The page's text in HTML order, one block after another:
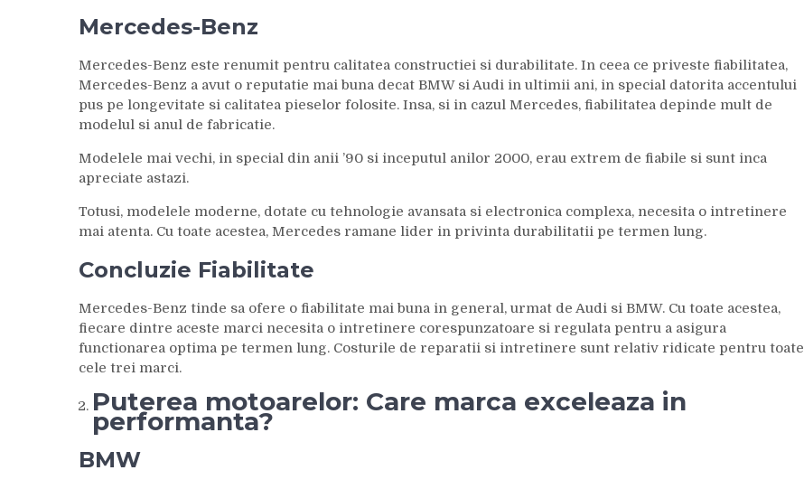
Mercedes-Benz
Mercedes-Benz este renumit pentru calitatea constructiei si durabilitate. In ceea ce priveste fiabilitatea,
Mercedes-Benz a avut o reputatie mai buna decat BMW si Audi in ultimii ani, in special datorita accentului
pus pe longevitate si calitatea pieselor folosite. Insa, si in cazul Mercedes, fiabilitatea depinde mult de
modelul si anul de fabricatie.
Modelele mai vechi, in special din anii ’90 si inceputul anilor 2000, erau extrem de fiabile si sunt inca
apreciate astazi.
Totusi, modelele moderne, dotate cu tehnologie avansata si electronica complexa, necesita o intretinere
mai atenta. Cu toate acestea, Mercedes ramane lider in privinta durabilitatii pe termen lung.
Concluzie Fiabilitate
Mercedes-Benz tinde sa ofere o fiabilitate mai buna in general, urmat de Audi si BMW. Cu toate acestea,
fiecare dintre aceste marci necesita o intretinere corespunzatoare si regulata pentru a asigura
functionarea optima pe termen lung. Costurile de reparatii si intretinere sunt relativ ridicate pentru toate
cele trei marci.
Puterea motoarelor: Care marca exceleaza in
performanta?
BMW